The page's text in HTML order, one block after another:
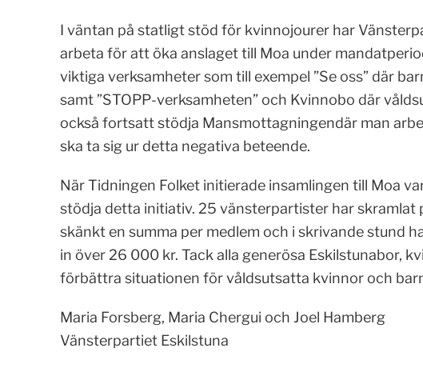
I väntan på statligt stöd för kvinnojourer har
arbeta för att öka anslaget till Moa under
viktiga verksamheter som till exempel ”Se oss” där
samt ”STOPP-verksamheten” och Kvinnobo där
också fortsatt stödja Mansmottagningendär man
ska ta sig ur detta negativa beteende.
När Tidningen Folket initierade insamlingen till Moa
stödja detta initiativ. 25 vänsterpartister har skramlat
skänkt en summa per medlem och i skrivande stund
in över 26 000 kr. Tack alla generösa Eskilstunabor,
förbättra situationen för våldsutsatta kvinnor och
Maria Forsberg, Maria Chergui och Joel Hamberg
Vänsterpartiet Eskilstuna